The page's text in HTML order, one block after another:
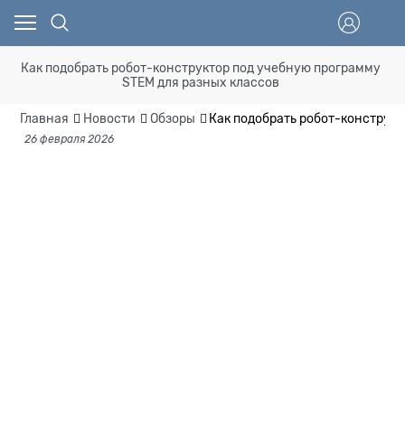
Как подобрать робот-конструктор под учебную программу
STEM для разных классов
Главная Новости Обзоры Как подобрать робот-
26 февраля 2026